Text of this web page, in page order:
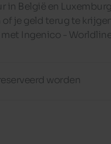
in België en
je geld terug te
Ingenico -
worden